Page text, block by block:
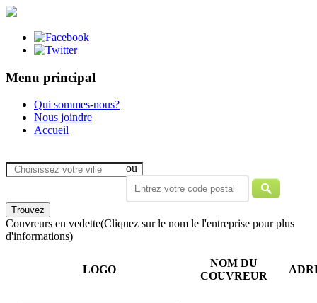
Menu principal
Qui sommes-nous?
Nous joindre
Accueil
ou
Couvreurs en vedette(Cliquez sur le nom le l'entreprise pour plus
d'informations)
LOGO
NOM DU
COUVREUR